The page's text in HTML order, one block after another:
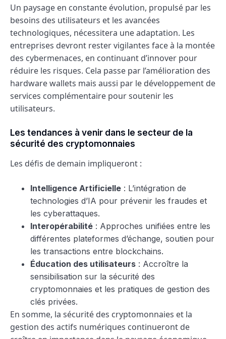
Un paysage en constante évolution, propulsé par les
besoins des utilisateurs et les avancées
technologiques, nécessitera une adaptation. Les
entreprises devront rester vigilantes face à la montée
des cybermenaces, en continuant d’innover pour
réduire les risques. Cela passe par l’amélioration des
hardware wallets mais aussi par le développement de
services complémentaire pour soutenir les
utilisateurs.
Les tendances à venir dans le secteur de la
sécurité des cryptomonnaies
Les défis de demain impliqueront :
Intelligence Artificielle : L’intégration de
technologies d’IA pour prévenir les fraudes et
les cyberattaques.
Interopérabilité : Approches unifiées entre les
différentes plateformes d’échange, soutien pour
les transactions entre blockchains.
Éducation des utilisateurs : Accroître la
sensibilisation sur la sécurité des
cryptomonnaies et les pratiques de gestion des
clés privées.
En somme, la sécurité des cryptomonnaies et la
gestion des actifs numériques continueront de